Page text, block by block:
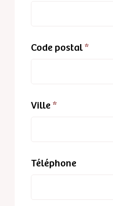
Code postal*
Ville *
Téléphone